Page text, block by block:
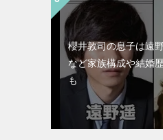
櫻井敦司の息子は遠
など家族構成や結婚
も